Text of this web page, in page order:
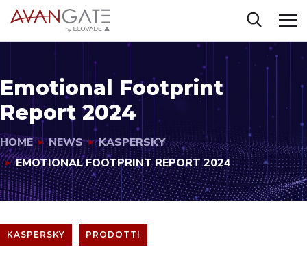
Emotional Footprint
Report 2024
HOME NEWS
KASPERSKY
EMOTIONAL FOOTPRINT REPORT 2024
KASPERSKY PRODOTTI